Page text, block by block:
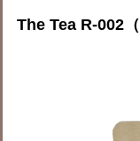
The Tea R-002